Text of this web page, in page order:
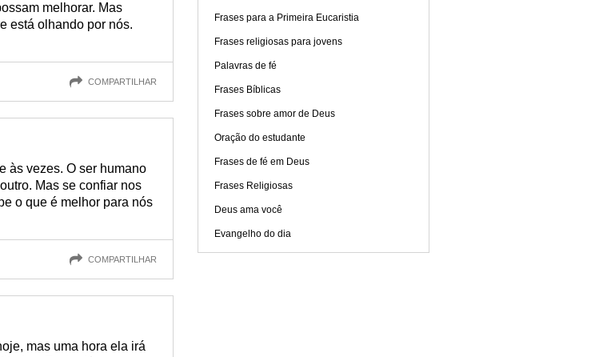
melhorar. Mas
está olhando por nós.
COMPARTILHAR
às vezes. O ser humano
Mas se confiar nos
o que é melhor para nós
COMPARTILHAR
mas uma hora ela irá
Frases para a Primeira Eucaristia
Frases religiosas para jovens
Palavras de fé
Frases Bíblicas
Frases sobre amor de Deus
Oração do estudante
Frases de fé em Deus
Frases Religiosas
Deus ama você
Evangelho do dia